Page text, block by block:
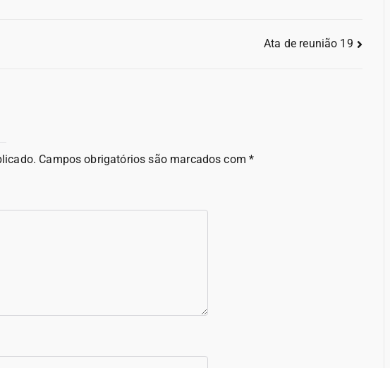
Ata de reunião 19
Campos obrigatórios são marcados com*